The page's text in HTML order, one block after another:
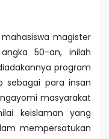
magister
50-an, inilah
program
sebagai para insan
masyarakat
keislaman yang
mempersatukan